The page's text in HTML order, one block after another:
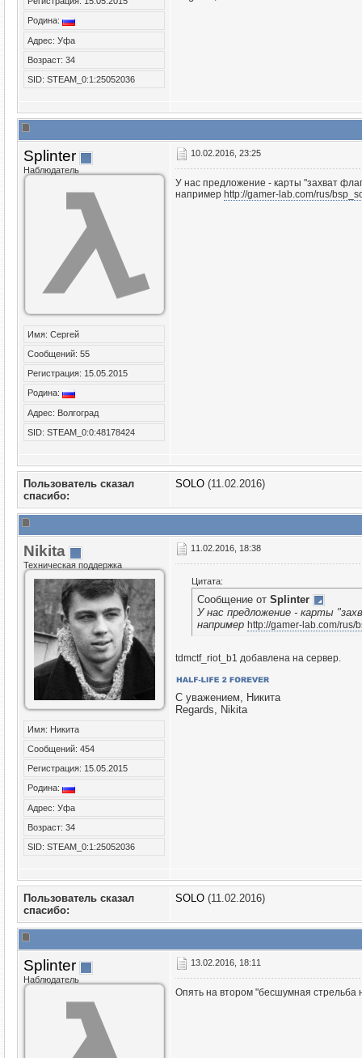
Родина:
Адрес: Уфа
Возраст: 34
SID: STEAM_0:1:25052036
Splinter
Наблюдатель
Имя: Сергей
Сообщений: 55
Регистрация: 15.05.2015
Родина:
Адрес: Волгоград
SID: STEAM_0:0:48178424
10.02.2016, 23:25
У нас предложение - карты "захват
например http://gamer-lab.com/rus/
Пользователь сказал
cпасибо:
SOLO (11.02.2016)
Nikita
Техническая поддержка
Имя: Никита
Сообщений: 454
Регистрация: 15.05.2015
Родина:
Адрес: Уфа
Возраст: 34
SID: STEAM_0:1:25052036
11.02.2016, 18:38
Цитата:
Сообщение от Splinter
У нас предложение - карты
например http://gamer-lab.com/rus/
tdmctf_riot_b1 добавлена на сервер.
С уважением, Никита
Regards, Nikita
Пользователь сказал
cпасибо:
SOLO (11.02.2016)
Splinter
Наблюдатель
13.02.2016, 18:11
Опять на втором "бесшумная стрельба